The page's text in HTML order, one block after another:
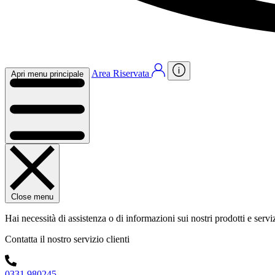
Apri menu principale Area Riservata
Close menu
Hai necessità di assistenza o di informazioni sui nostri prodotti e
Contatta il nostro servizio clienti